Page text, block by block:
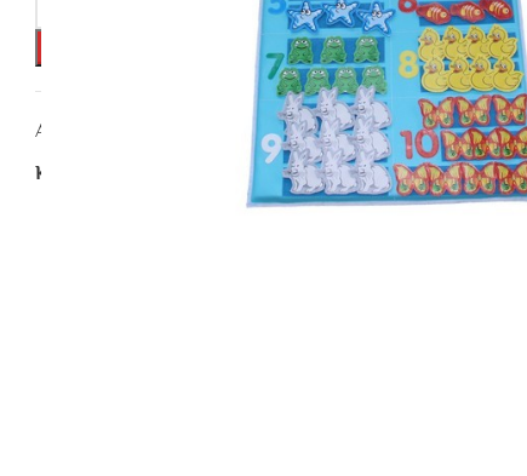
В КОРЗИНУ
Артикул:
Категория:
Дидактические панно